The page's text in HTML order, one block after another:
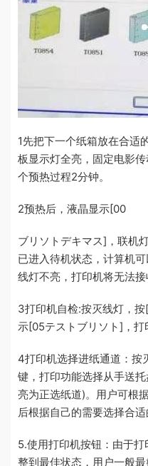
1先把下一个纸箱放在合适
板显示灯全亮，固定电影
个预热过程2分钟。
2预热后，液晶显示[00
ブリソトデキマス]，联机
已进入待机状态，计算机
线灯不亮，打印机将无法接
3打印机自检:按灭线灯，
示[05テストブリソト]，打
4打印机选择进纸通道：按
键，打印功能选择从手送
亮为正选纸道)。用户可根
后根据自己的需要选择合
5.使用打印机按钮：由于
整到最佳状态，用户一般最